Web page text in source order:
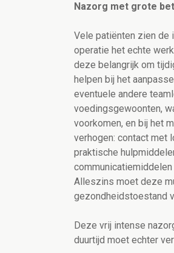
Nazorg met grote
Vele patiënten zien de
operatie het echte
deze belangrijk om
helpen bij het
eventuele andere
voedingsgewoonten,
voorkomen, en bij het
verhogen: contact met
praktische
Alleszins moet deze
gezondheidstoestand
Deze vrij intense
duurtijd moet echter